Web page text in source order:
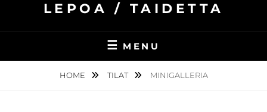
LEPOA / TAIDETTA
MENU
HOME TILAT MINIGALLERIA